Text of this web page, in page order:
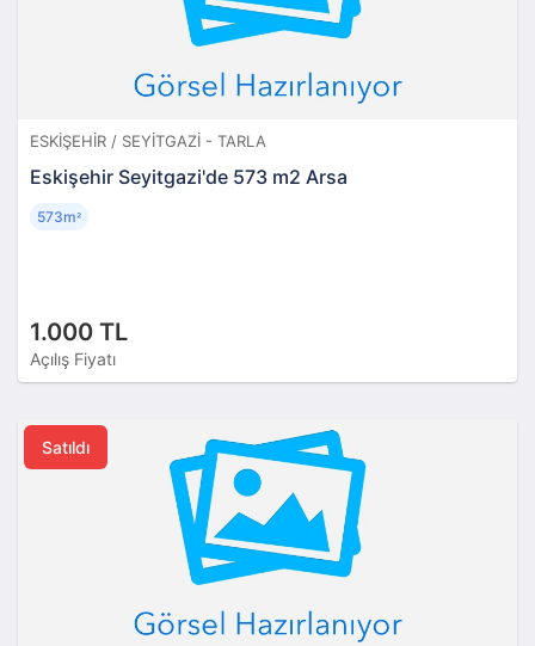
ESKIŞEHIR / SEYITGAZI - TARLA
Eskişehir Seyitgazi'de 573 m2 Arsa
1.000 TL
Açılış Fiyatı
573m²
Satıldı